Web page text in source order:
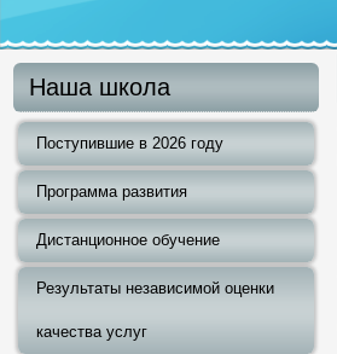
Наша школа
Поступившие в 2026 году
Программа развития
Дистанционное обучение
Результаты независимой оценки
качества услуг